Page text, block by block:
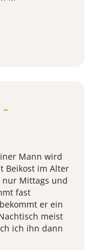
-
Mann wird
Beikost im Alter
nur Mittags und
fast
er ein
meist
ich ihn dann